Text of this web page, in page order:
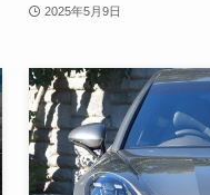
2025年5月9日